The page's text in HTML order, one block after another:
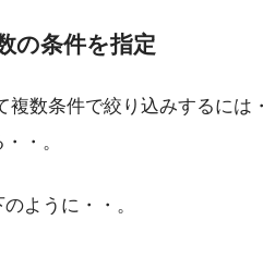
の条件を指定
複数条件で絞り込みするに
・。
ように・・。